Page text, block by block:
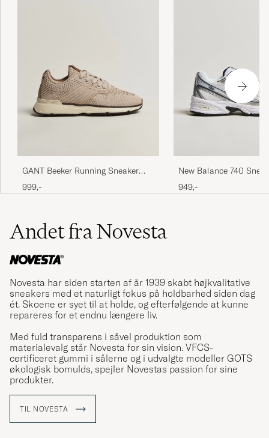
GANT Beeker Running Sneaker
Taupe
999,-
New Balance 740
White/Navy
949,-
Andet fra Novesta
Novesta har siden starten af år 1939 skabt højkvalitative
sneakers med et naturligt fokus på holdbarhed siden dag
ét. Skoene er syet til at holde, og efterfølgende at kunne
repareres for et endnu længere liv.
Med fuld transparens i såvel produktion som
materialevalg står Novesta for sin vision. VFCS-
certificeret gummi i sålerne og i udvalgte modeller GOTS
økologisk bomulds, spejler Novestas passion for sine
produkter.
TIL NOVESTA